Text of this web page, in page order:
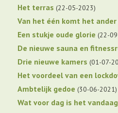
Het terras 22-05-2023
Van het één komt het ander
Een stukje oude glorie 22-
De nieuwe sauna en
Drie nieuwe kamers 01-07-
Het voordeel van een
Ambtelijk gedoe 30-06-2021
Wat voor dag is het